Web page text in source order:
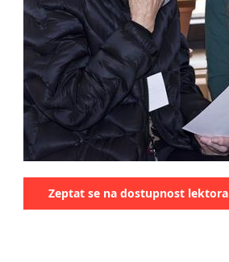
Klatovy
Kolín
Prostějov
Tišnov
Zeptat se na dostupnost lektora